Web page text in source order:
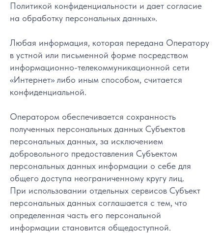
Политикой конфиденциальности и дает согласие
на обработку персональных данных».
Любая информация, которая передана Оператору
в устной или письменной форме посредством
информационно-телекоммуникационной сети
«Интернет» либо иным способом, считается
конфиденциальной.
Оператором обеспечивается сохранность
полученных персональных данных Субъектов
персональных данных, за исключением
добровольного предоставления Субъектом
персональных данных информации о себе для
общего доступа неограниченному кругу лиц.
При использовании отдельных сервисов Субъект
персональных данных соглашается с тем, что
определенная часть его персональной
информации становится общедоступной.